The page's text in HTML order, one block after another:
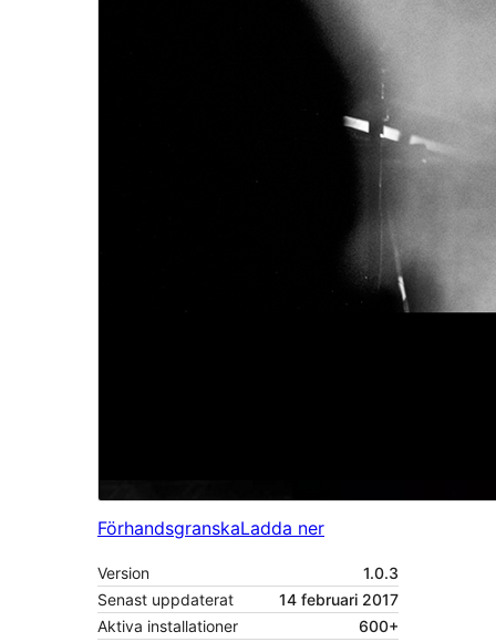
FörhandsgranskaLadda ner
Version
1.0.3
Senast uppdaterat
14 februari 2017
Aktiva installationer
600+